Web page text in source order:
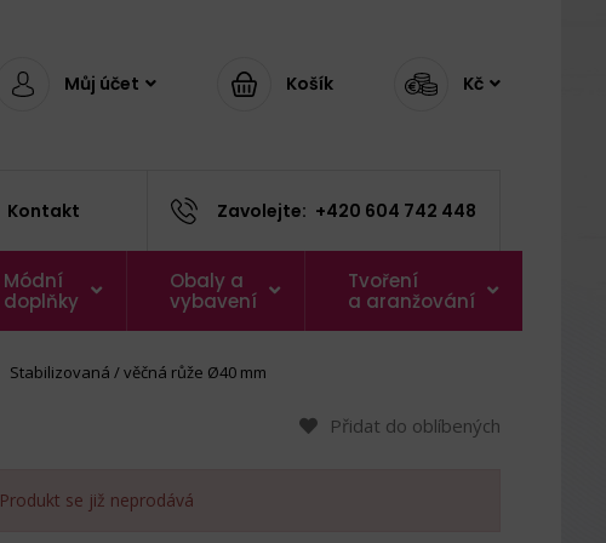
Můj účet Košík Kč
Kontakt Zavolejte: +420 604 742 448
Módní
doplňky
Obaly a
vybavení
Tvoření
a aranžování
Stabilizovaná / věčná růže Ø40 mm
Přidat do oblíbených
Produkt se již neprodává